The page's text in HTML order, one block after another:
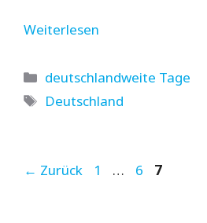
Weiterlesen
Kategorien
deutschlandweite Tage
Schlagwörter
Deutschland
← Zurück Seite
1 … Seite
6 Seite
7